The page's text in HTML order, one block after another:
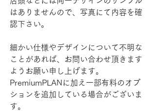
はありませんので、写真にて内容を確
認下さい。
細かい仕様やデザインについて不明な
ことがあれば、お問い合わせ頂きます
ようお願い申し上げます。
PremiumPLANに加え一部有料のオプ
ションを追加している場合がございま
す。